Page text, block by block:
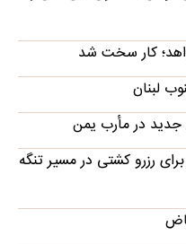
کار سخت شد
لبنان
در مأرب یمن
رزرو کشتی در مسیر تنگه